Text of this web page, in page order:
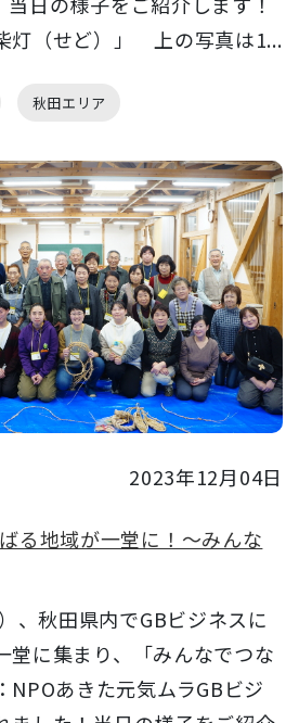
灯（せど）」 上の写真は1...
秋田エリア
2023年12月04日
る地域が一堂に！～みんな
、秋田県内でGBビジネスに
堂に集まり、「みんなでつな
NPOあきた元気ムラGBビジ